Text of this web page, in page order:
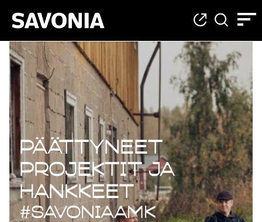
Päättyneet
Päättyneet
projektit ja
hankkeet
#savoniaAMK